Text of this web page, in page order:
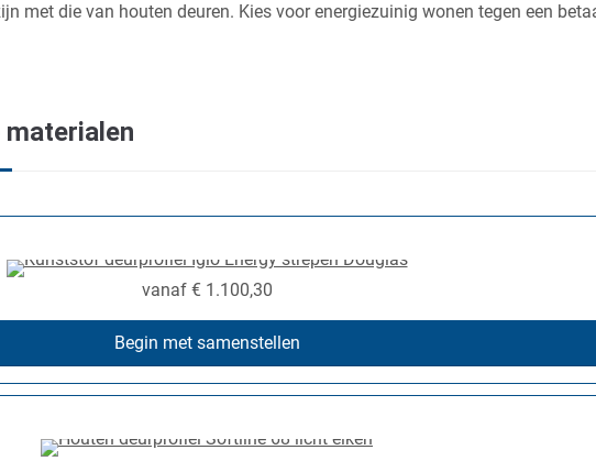
met die van houten deuren. Kies voor energiezuinig wonen tegen een
vanaf € 1.100,30
Begin met samenstellen